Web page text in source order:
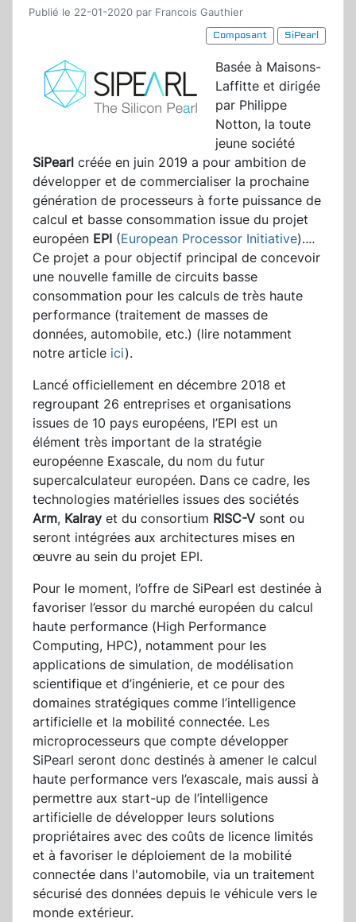
Publié le 22-01-2020 par Francois Gauthier
Composant
SiPearl
Basée à Maisons-
Laffitte et dirigée
par Philippe
Notton, la toute
jeune société
SiPearl créée en juin 2019 a pour ambition de
développer et de commercialiser la prochaine
génération de processeurs à forte puissance de
calcul et basse consommation issue du projet
européen EPI (European Processor Initiative)....
Ce projet a pour objectif principal de concevoir
une nouvelle famille de circuits basse
consommation pour les calculs de très haute
performance (traitement de masses de
données, automobile, etc.) (lire notamment
notre article ici).
Lancé officiellement en décembre 2018 et
regroupant 26 entreprises et organisations
issues de 10 pays européens, l’EPI est un
élément très important de la stratégie
européenne Exascale, du nom du futur
supercalculateur européen. Dans ce cadre, les
technologies matérielles issues des sociétés
Arm, Kalray et du consortium RISC-V sont ou
seront intégrées aux architectures mises en
œuvre au sein du projet EPI.
Pour le moment, l’offre de SiPearl est destinée à
favoriser l’essor du marché européen du calcul
haute performance (High Performance
Computing, HPC), notamment pour les
applications de simulation, de modélisation
scientifique et d’ingénierie, et ce pour des
domaines stratégiques comme l’intelligence
artificielle et la mobilité connectée. Les
microprocesseurs que compte développer
SiPearl seront donc destinés à amener le calcul
haute performance vers l’exascale, mais aussi à
permettre aux start-up de l’intelligence
artificielle de développer leurs solutions
propriétaires avec des coûts de licence limités
et à favoriser le déploiement de la mobilité
connectée dans l'automobile, via un traitement
sécurisé des données depuis le véhicule vers le
monde extérieur.